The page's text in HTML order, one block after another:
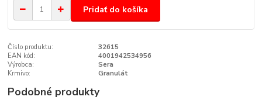
Pridať do košíka
Číslo produktu:
32615
EAN kód:
4001942534956
Výrobca:
Sera
Krmivo:
Granulát
Podobné produkty